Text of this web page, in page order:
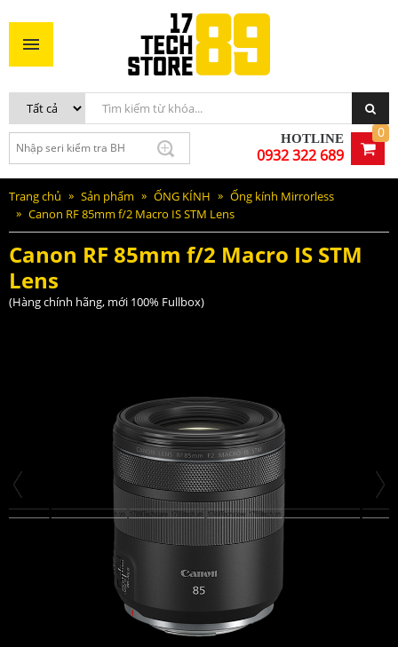
HOTLINE
0932 322 689
0
Canon RF 85mm f/2 Macro IS STM Lens
15.100.000VNĐ
Trang chủ Sản phẩm ỐNG KÍNH
Ống kính Mirrorless
Canon RF 85mm f/2 Macro IS STM Lens
Canon RF 85mm f/2 Macro IS STM
Lens
(Hàng chính hãng, mới 100% Fullbox)